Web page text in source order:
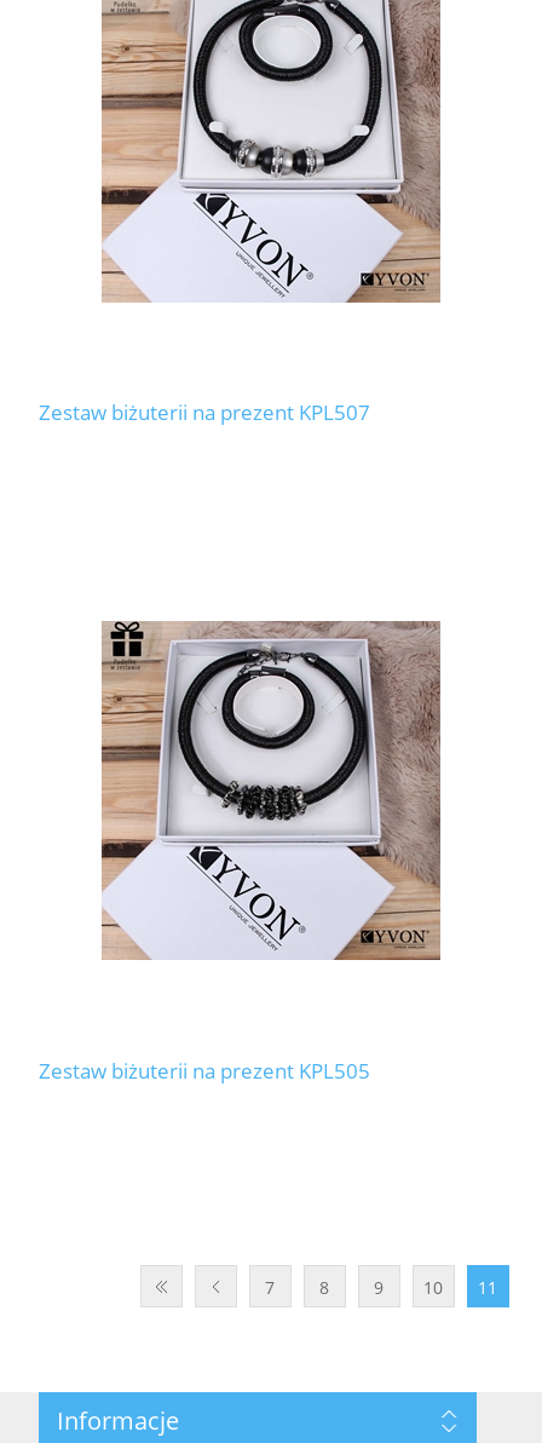
Zestaw biżuterii na prezent KPL507
Zestaw biżuterii na prezent KPL505
7 8 9 10 11
Informacje